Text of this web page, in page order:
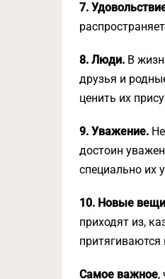
7.
8. Люди. В
друзья и
ценить их
9. Уважение.
достоин
специально их
10. Новые
приходят из,
Самое важное,